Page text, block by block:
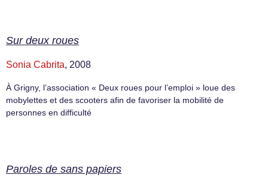
Sur deux roues
Sonia Cabrita, 2008
À Grigny, l’association « Deux roues pour l’emploi » loue des
mobylettes et des scooters afin de favoriser la mobilité de
personnes en difficulté
Paroles de sans papiers